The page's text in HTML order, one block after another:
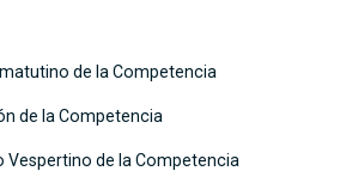
de la Competencia
de la Competencia
Vespertino de la Competencia